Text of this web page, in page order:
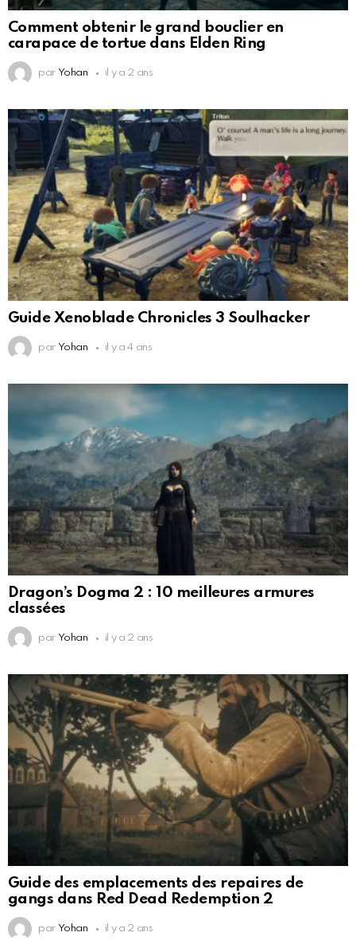
Comment obtenir le grand bouclier en
carapace de tortue dans Elden Ring
par Yohan il y a 2 ans
Guide Xenoblade Chronicles 3 Soulhacker
par Yohan il y a 4 ans
Dragon’s Dogma 2 : 10 meilleures armures
classées
par Yohan il y a 2 ans
Guide des emplacements des repaires de
gangs dans Red Dead Redemption 2
par Yohan il y a 2 ans